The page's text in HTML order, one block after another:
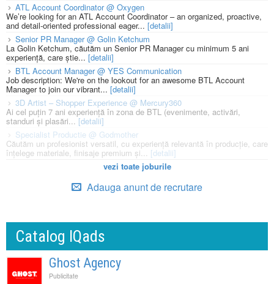
ATL Account Coordinator @ Oxygen
We’re looking for an ATL Account Coordinator – an organized, proactive,
and detail-oriented professional eager... [detalii]
Senior PR Manager @ Golin Ketchum
La Golin Ketchum, căutăm un Senior PR Manager cu minimum 5 ani
experiență, care știe... [detalii]
BTL Account Manager @ YES Communication
Job description: We're on the lookout for an awesome BTL Account
Manager to join our vibrant... [detalii]
3D Artist – Shopper Experience @ Mercury360
Ai cel puțin 7 ani experiență în zona de BTL (evenimente, activări,
standuri și plasări...[detalii]
Specialist Productie @ Godmother
Căutăm un profesionist versatil, cu experiență relevantă în producție, care
înțelege materiale, finisaje premium și... [detalii]
vezi toate joburile
Adauga anunt de recrutare
Catalog IQads
Ghost Agency
Publicitate